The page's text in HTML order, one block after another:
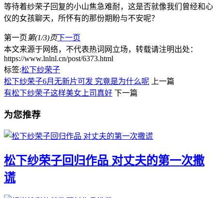
等待着纱荣子回复的小山焦急难耐，这是否就像我们曾经和心
仪的女孩聊天，所怀有的那份期盼与不安呢？
第一页 第(1/3)页下一页
本文来源于网络，不代表热词网立场，转载请注明出处：
https://www.lnlnl.cn/post/6373.html
标签:松下纱荣子
松下纱荣子6月无新片可发 究竟是为什么呢
上一篇
有松下纱荣子这样美女上司真好 下一篇
为您推荐
松下纱荣子回归作品 对丈夫的第一次撒
谎